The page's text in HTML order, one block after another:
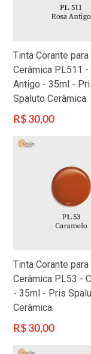
Tinta Corante para
Cerâmica PL511 -
Antigo - 35ml -
Spaluto Cerâmica
Preço
R$ 30,00
Tinta Corante para
Cerâmica PL53 -
- 35ml - Pris
Cerâmica
Preço
R$ 30,00